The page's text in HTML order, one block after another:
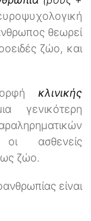
θεωρεί
ζώο, και
κλινικής
γενικότερη
ασθενείς
ως ζώο.
είναι